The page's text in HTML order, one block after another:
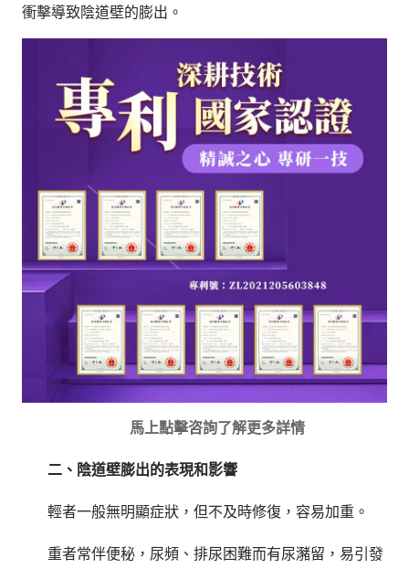
衝擊導致陰道壁的膨出。
馬上點擊咨詢了解更多詳情
二、陰道壁膨出的表現和影響
輕者一般無明顯症狀，但不及時修復，容易加重。
重者常伴便秘，尿頻、排尿困難而有尿瀦留，易引發